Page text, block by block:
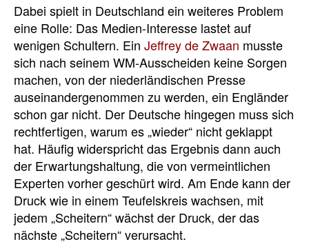
Dabei spielt in Deutschland ein weiteres Problem
eine Rolle: Das Medien-Interesse lastet auf
wenigen Schultern. Ein Jeffrey de Zwaan musste
sich nach seinem WM-Ausscheiden keine Sorgen
machen, von der niederländischen Presse
auseinandergenommen zu werden, ein Engländer
schon gar nicht. Der Deutsche hingegen muss sich
rechtfertigen, warum es „wieder“ nicht geklappt
hat. Häufig widerspricht das Ergebnis dann auch
der Erwartungshaltung, die von vermeintlichen
Experten vorher geschürt wird. Am Ende kann der
Druck wie in einem Teufelskreis wachsen, mit
jedem „Scheitern“ wächst der Druck, der das
nächste „Scheitern“ verursacht.